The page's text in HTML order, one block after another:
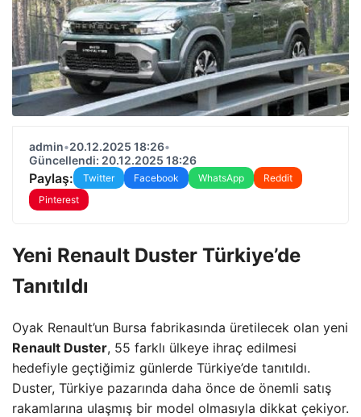
admin•20.12.2025 18:26•
Güncellendi: 20.12.2025 18:26
Paylaş: Twitter Facebook WhatsApp
Reddit
Pinterest
Yeni Renault Duster Türkiye’de
Tanıtıldı
Oyak Renault’un Bursa fabrikasında üretilecek olan yeni
Renault Duster, 55 farklı ülkeye ihraç edilmesi
hedefiyle geçtiğimiz günlerde Türkiye’de tanıtıldı.
Duster, Türkiye pazarında daha önce de önemli satış
rakamlarına ulaşmış bir model olmasıyla dikkat çekiyor.